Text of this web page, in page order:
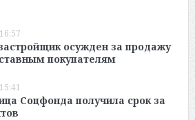
осужден за продажу
покупателям
Соцфонда получила срок за